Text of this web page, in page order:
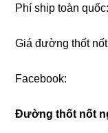
Phí ship toàn
Giá đường thốt
Facebook:
Đường thốt nốt